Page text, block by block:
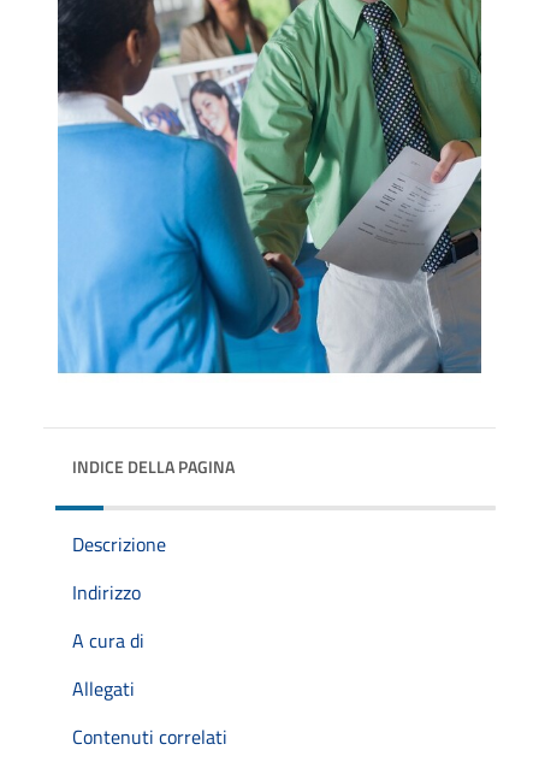
INDICE DELLA PAGINA
Descrizione
Indirizzo
A cura di
Allegati
Contenuti correlati